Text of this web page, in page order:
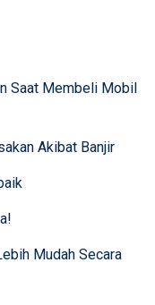
Saat Membeli Mobil
Akibat Banjir
Mudah Secara